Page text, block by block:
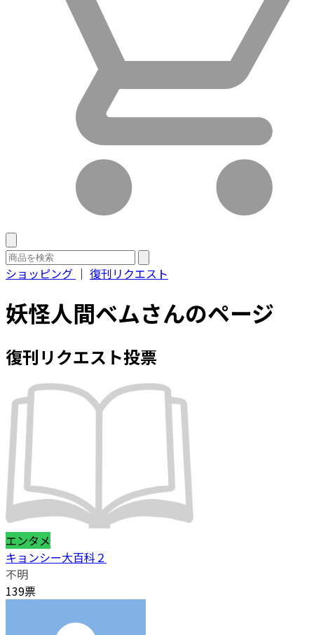
ショッピング ｜ 復刊リクエスト
妖怪人間ベムさんのページ
復刊リクエスト投票
エンタメ
キョンシー大百科２
不明
139票